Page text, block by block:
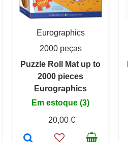
Eurographics
2000 peças
Puzzle Roll Mat up to
2000 pieces
Eurographics
Em estoque (3)
20,00 €